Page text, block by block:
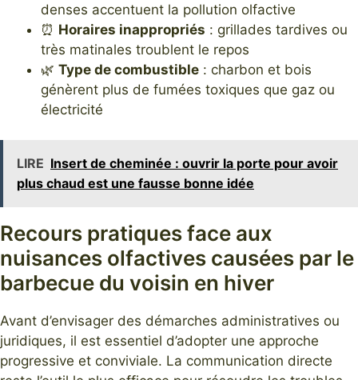
denses accentuent la pollution olfactive
⏰ Horaires inappropriés : grillades tardives ou
très matinales troublent le repos
🌿 Type de combustible : charbon et bois
génèrent plus de fumées toxiques que gaz ou
électricité
LIRE Insert de cheminée : ouvrir la porte pour avoir
plus chaud est une fausse bonne idée
Recours pratiques face aux
nuisances olfactives causées par le
barbecue du voisin en hiver
Avant d’envisager des démarches administratives ou
juridiques, il est essentiel d’adopter une approche
progressive et conviviale. La communication directe